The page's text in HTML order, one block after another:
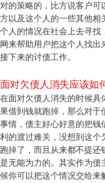
对的策略的，比方说客户可
方以及这个人的一些其他相
个人的情况在社会上去寻找
网来帮助用户把这个人找
接下来的讨债工作。
面对欠债人消失应该如
在面对欠债人消失的时候具
果借到钱就跑掉，那么对于
事情，债主好心好意的把钱
利的渡过难关，没想到这个
跑掉了，而且从来都不提
是无能为力的。其实作为
候你可以把这个情况交给来